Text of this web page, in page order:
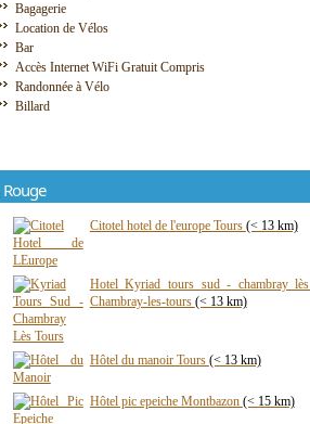
Bagagerie
Location de Vélos
Bar
Accès Internet WiFi Gratuit Compris
Randonnée à Vélo
Billard
Citotel hotel de l'europe Tours (< 13 km)
Hotel Kyriad tours sud - chambray
Chambray-les-tours (< 13 km)
Hôtel du manoir Tours (< 13 km)
Hôtel pic epeiche Montbazon (< 15 km)